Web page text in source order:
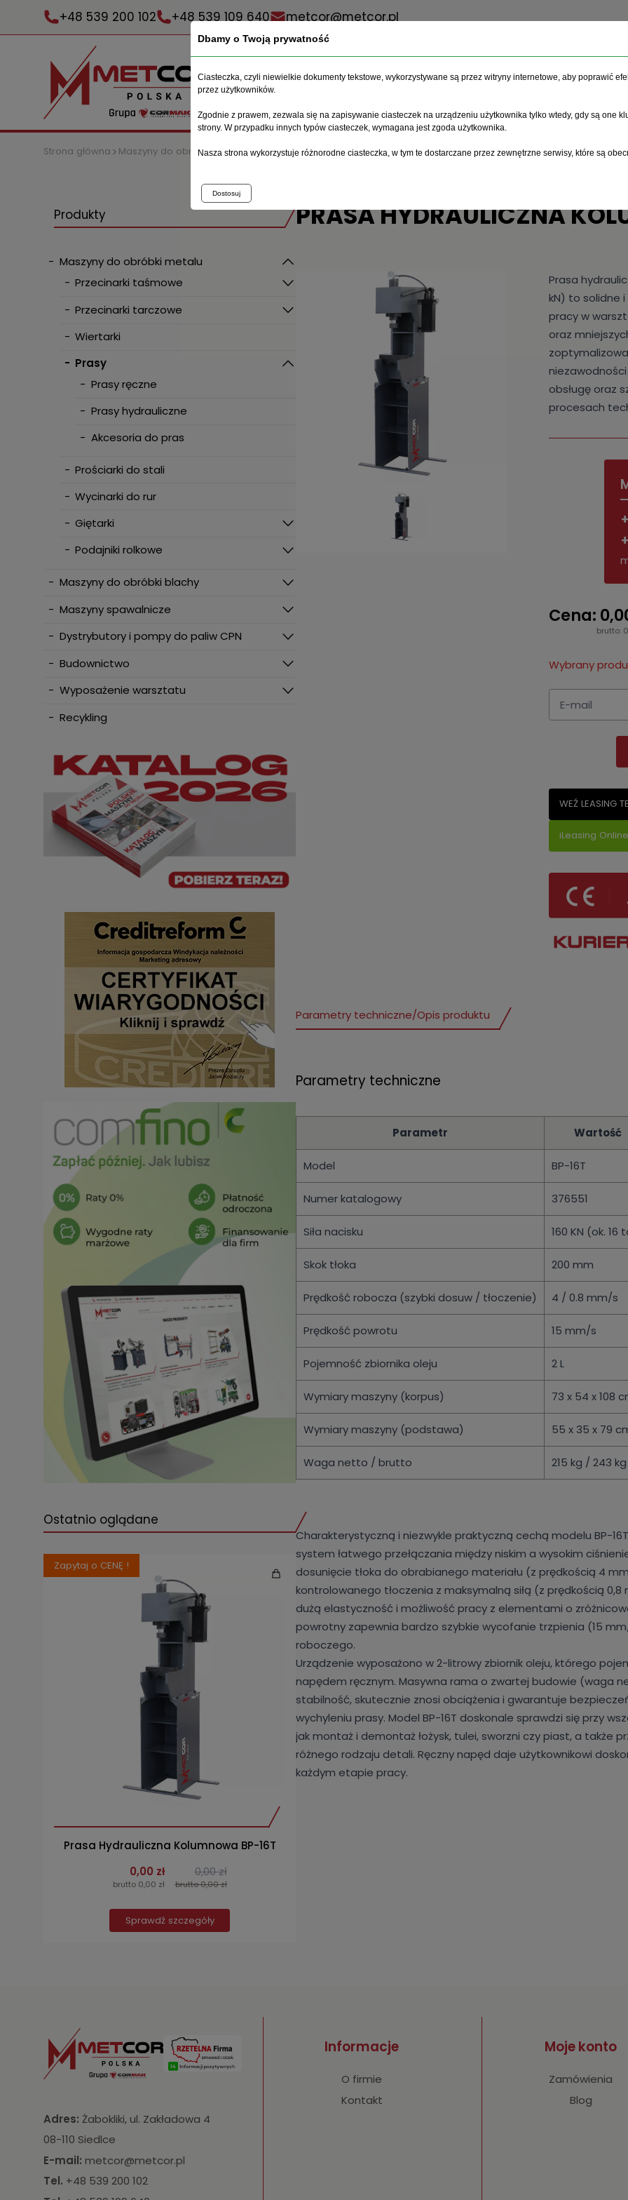
+48 539 200 102 +48 539 109 640 metcor@metcor.pl
Strona główna Maszyny do obróbki metalu Prasy Prasa Hydrauliczna Kolumnowa BP-16T
Produkty
- Maszyny do obróbki metalu
- Przecinarki taśmowe
- Przecinarki tarczowe
- Wiertarki
- Prasy
- Prasy ręczne
- Prasy hydrauliczne
- Akcesoria do pras
- Prościarki do stali
- Wycinarki do rur
- Giętarki
- Podajniki rolkowe
- Maszyny do obróbki blachy
- Maszyny spawalnicze
- Dystrybutory i pompy do paliw CPN
- Budownictwo
- Wyposażenie warsztatu
- Recykling
Ostatnio oglądane
Zapytaj o CENĘ !
Prasa Hydrauliczna Kolumnowa BP-16T
0,00 zł
brutto 0,00 zł
0,00 zł
brutto 0,00 zł
Sprawdź szczegóły
PRASA HYDRAULICZNA
Prasa
kN) to solidne
pracy w
oraz
obsługę oraz
procesach
Cena:
brutto:
Wybrany
WEŹ LEASING
iLeasing Online
Parametry techniczne/Opis produktu
Parametry techniczne
Parametr Wartość
Model BP-16T
Numer katalogowy 376551
Siła nacisku 160 KN (ok. 16
Skok tłoka 200 mm
Prędkość robocza (szybki dosuw / tłoczenie) 4 / 0.8 mm/s
Prędkość powrotu 15 mm/s
Pojemność zbiornika oleju 2 L
Wymiary maszyny (korpus) 73 x 54 x 108
Wymiary maszyny (podstawa) 55 x 35 x 79
Waga netto / brutto 215 kg / 243 kg
Charakterystyczną i niezwykle praktyczną cechą modelu BP-
system łatwego przełączania między niskim a wysokim
dosunięcie tłoka do obrabianego materiału (z prędkością 4
kontrolowanego tłoczenia z maksymalną siłą (z prędkością
dużą elastyczność i możliwość pracy z elementami o
powrotny zapewnia bardzo szybkie wycofanie trzpienia (15
roboczego.
Urządzenie wyposażono w 2-litrowy zbiornik oleju, którego
napędem ręcznym. Masywna rama o zwartej budowie (waga
stabilność, skutecznie znosi obciążenia i gwarantuje
wychyleniu prasy. Model BP-16T doskonale sprawdzi się przy
jak montaż i demontaż łożysk, tulei, sworzni czy piast, a także
różnego rodzaju detali. Ręczny napęd daje użytkownikowi
każdym etapie pracy.
Adres: Żabokliki, ul. Zakładowa 4
08-110 Siedlce
E-mail: metcor@metcor.pl
Tel. +48 539 200 102
Informacje
O firmie
Kontakt
Moje konto
Zamówienia
Blog
Dbamy o Twoją prywatność
Ciasteczka, czyli niewielkie dokumenty tekstowe, wykorzystywane są przez witryny internetowe, aby poprawić
przez użytkowników.
Zgodnie z prawem, zezwala się na zapisywanie ciasteczek na urządzeniu użytkownika tylko wtedy, gdy są one
strony. W przypadku innych typów ciasteczek, wymagana jest zgoda użytkownika.
Nasza strona wykorzystuje różnorodne ciasteczka, w tym te dostarczane przez zewnętrzne serwisy, które są
Dostosuj